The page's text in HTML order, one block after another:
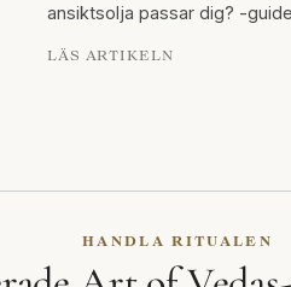
ansiktsolja passar dig? -
LÄS ARTIKELN
HANDLA RITUALEN